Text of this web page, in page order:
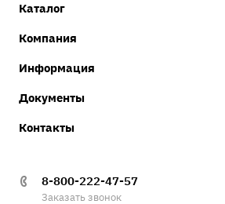
Каталог
Компания
Информация
Документы
Контакты
8-800-222-47-57
Заказать звонок